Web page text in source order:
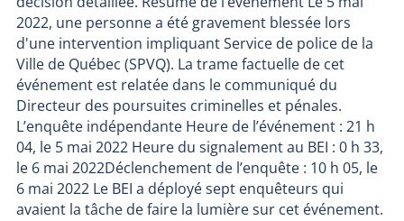
2022, une personne a été gravement blessée lors
d'une intervention impliquant Service de police de la
Ville de Québec (SPVQ). La trame factuelle de cet
événement est relatée dans le communiqué du
Directeur des poursuites criminelles et pénales.
L’enquête indépendante Heure de l’événement : 21 h
04, le 5 mai 2022 Heure du signalement au BEI : 0 h 33,
le 6 mai 2022Déclenchement de l’enquête : 10 h 05, le
6 mai 2022 Le BEI a déployé sept enquêteurs qui
avaient la tâche de faire la lumière sur cet événement.